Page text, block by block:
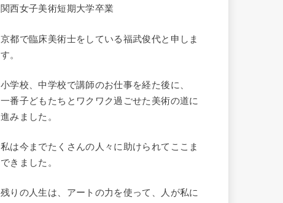
関西女子美術短期大学卒業
京都で臨床美術士をしている福武俊代と申しま
す。
小学校、中学校で講師のお仕事を経た後に、
一番子どもたちとワクワク過ごせた美術の道に
進みました。
私は今までたくさんの人々に助けられてここま
できました。
残りの人生は、アートの力を使って、人が私に